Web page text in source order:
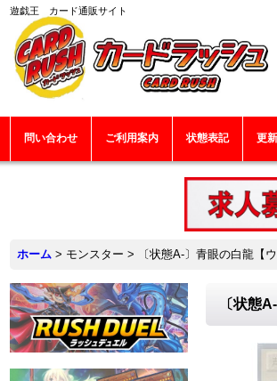
遊戯王 カード通販サイト
問い合わせ ご利用案内 状態表記 更
ホーム > モンスター > 〔状態A-〕青眼の白龍【
〔状態